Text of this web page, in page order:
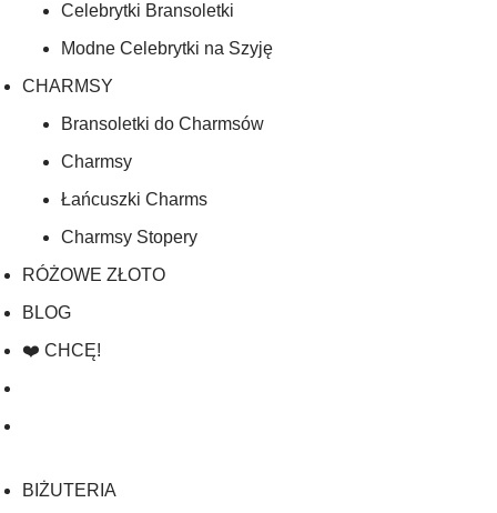
Celebrytki Bransoletki
Modne Celebrytki na Szyję
CHARMSY
Bransoletki do Charmsów
Charmsy
Łańcuszki Charms
Charmsy Stopery
RÓŻOWE ZŁOTO
BLOG
❤️ CHCĘ!
BIŻUTERIA